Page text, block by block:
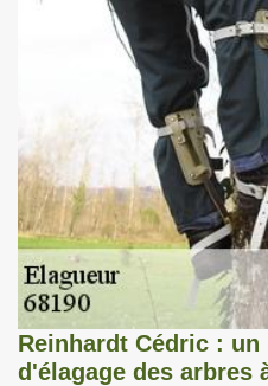
Reinhardt Cédric :
d'élagage des arbres